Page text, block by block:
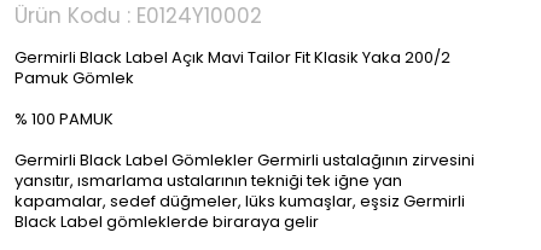
Ürün Kodu : E0124Y10002
Germirli Black Label Açık Mavi Tailor Fit Klasik Yaka 200/2
Pamuk Gömlek
% 100 PAMUK
Germirli Black Label Gömlekler Germirli ustalağının zirvesini
yansıtır, ısmarlama ustalarının tekniği tek iğne yan
kapamalar, sedef düğmeler, lüks kumaşlar, eşsiz Germirli
Black Label gömleklerde biraraya gelir